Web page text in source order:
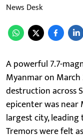
News Desk
A powerful 7.7-
Myanmar on March
destruction across
epicenter was near
largest city,
Tremors were felt